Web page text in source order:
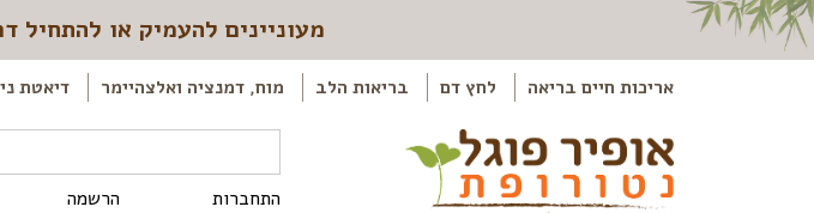
מעוניינים להעמיק או להתחיל
אריכות חיים בריאה לחץ דם בריאות הלב מוח, דמנציה ואלצהיימר דיאטת
התחברות הרשמה